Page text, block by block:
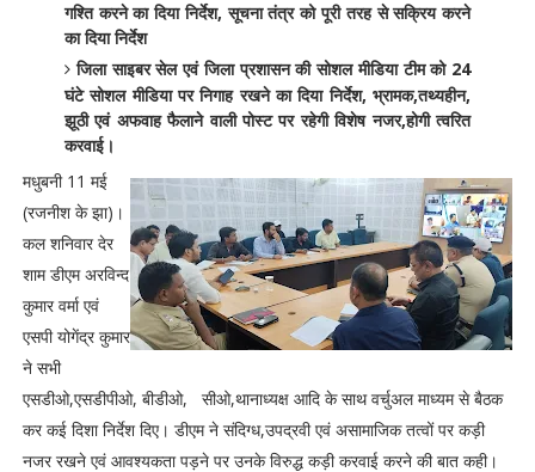
गश्ति करने का दिया निर्देश, सूचना तंत्र को पूरी तरह से सक्रिय करने
का दिया निर्देश
जिला साइबर सेल एवं जिला प्रशासन की सोशल मीडिया टीम को 24
घंटे सोशल मीडिया पर निगाह रखने का दिया निर्देश, भ्रामक,तथ्यहीन,
झूठी एवं अफवाह फैलाने वाली पोस्ट पर रहेगी विशेष नजर,होगी त्वरित
करवाई।
मधुबनी 11 मई
(रजनीश के झा)।
कल शनिवार देर
शाम डीएम अरविन्द
कुमार वर्मा एवं
एसपी योगेंद्र कुमार
ने सभी
एसडीओ,एसडीपीओ, बीडीओ, सीओ,थानाध्यक्ष आदि के साथ वर्चुअल माध्यम से बैठक
कर कई दिशा निर्देश दिए। डीएम ने संदिग्ध,उपद्रवी एवं असामाजिक तत्वों पर कड़ी
नजर रखने एवं आवश्यकता पड़ने पर उनके विरुद्ध कड़ी करवाई करने की बात कही।